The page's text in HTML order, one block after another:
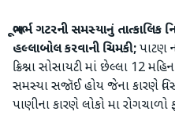
ભૂગર્ભ ગટરની સમસ્યાનું તાત્કાલિક
હલ્લાબોલ કરવાની ચિમકી;પાટણ
ક્રિશ્ના સોસાયટી માં છેલ્લા 12
સમસ્યા સજૉઈ હોય જેના કારણે
પાણીના કારણે લોકો મા